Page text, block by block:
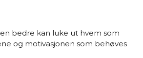
bedre kan luke ut hvem som
og motivasjonen som behøves